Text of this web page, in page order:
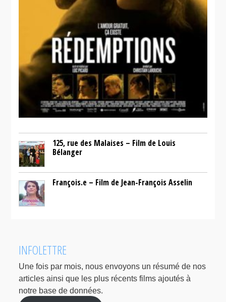
125, rue des Malaises – Film de Louis
Bélanger
François.e – Film de Jean-François Asselin
INFOLETTRE
Une fois par mois, nous envoyons un résumé de nos
articles ainsi que les plus récents films ajoutés à
notre base de données.